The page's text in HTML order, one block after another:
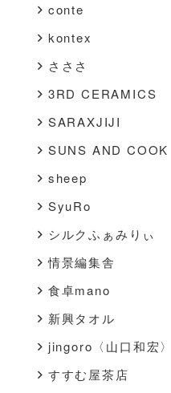
conte
kontex
さささ
3RD CERAMICS
SARAXJIJI
SUNS AND COOK
sheep
SyuRo
シルクふぁみりぃ
情景編集舎
食卓mano
新興タオル
jingoro〈山口和宏〉
すすむ屋茶店